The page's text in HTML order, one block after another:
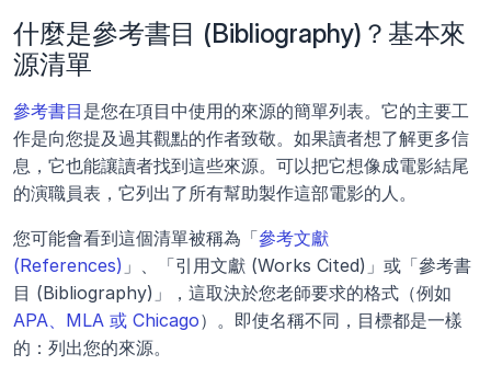
什麼是參考書目 (Bibliography)？基本來
源清單
參考書目 是您在項目中使用的來源的簡單列表。它的主要工
作是向您提及過其觀點的作者致敬。如果讀者想了解更多信
息，它也能讓讀者找到這些來源。可以把它想像成電影結尾
的演職員表，它列出了所有幫助製作這部電影的人。
您可能會看到這個清單被稱為「參考文獻
(References) 」、「引用文獻 (Works Cited)」或「參考書
APA、MLA 或 Chicago）。即使名稱不同，目標都是一樣
的：列出您的來源。